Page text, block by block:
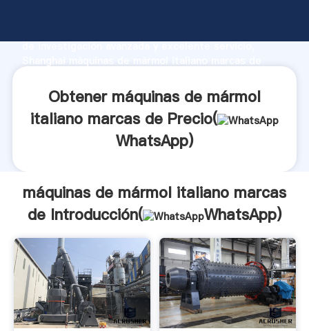
de investigación avanzada y excelente servicio,
clientes.Obtener máquinas de mármol
italiano marcas de Precio(
WhatsApp)
máquinas de mármol italiano marcas
de Introducción(
WhatsApp)